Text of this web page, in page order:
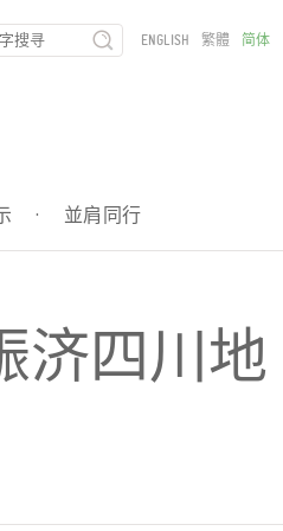
· 並肩同行
ENGLISH 繁體 简体
济四川地